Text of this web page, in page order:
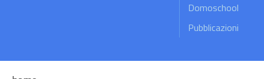
Domoschool
Pubblicazioni